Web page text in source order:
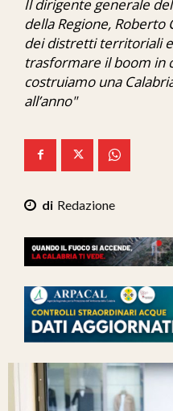
Ita-Mondo
C7 Play
We Calabria
Il dirigente generale
della Regione, Roberto
dei distretti territoriali
trasformare il boom in
costruiamo una
all’anno"
Redazione